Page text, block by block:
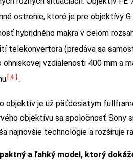
ostrenie, ktoré je pre objektívy
hybridného makra v celom
telekonvertora (predáva sa
ohniskovej vzdialenosti 400 mm a
[4].
objektív je už päťdesiatym
objektívu sa spoločnosť Sony
najnovšie technológie a rozširuje
a ľahký model, ktorý